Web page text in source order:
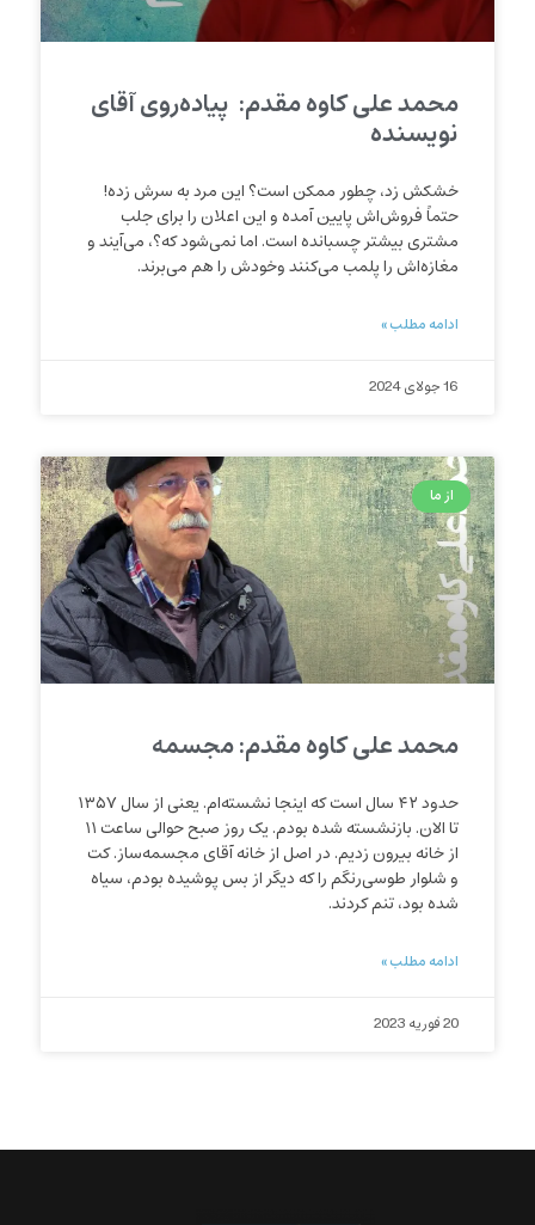
محمد علی کاوه مقدم: پیاده‌روی آقای
نویسنده
خشکش زد، چطور ممکن است؟ این مرد به سرش زده!
حتماً فروش‌اش پایین آمده و این اعلان را برای جلب
مشتری بیشتر چسبانده است. اما نمی‌شود که؟، می‌آیند و
مغازه‌اش را پلمب می‌کنند وخودش را هم می‌برند.
ادامه مطلب »
16 جولای 2024
از ما
محمد علی کاوه مقدم: مجسمه
حدود ۴۲ سال است که اینجا نشسته‌ام. یعنی از سال ۱۳۵۷
تا الان. بازنشسته شده بودم. یک روز صبح حوالی ساعت ۱۱
از خانه بیرون زدیم. در اصل از خانه آقای مجسمه‌ساز. کت
و شلوار طوسی‌رنگم را که دیگر از بس پوشیده بودم، سیاه
شده بود، تنم کردند.
ادامه مطلب »
20 فوریه 2023